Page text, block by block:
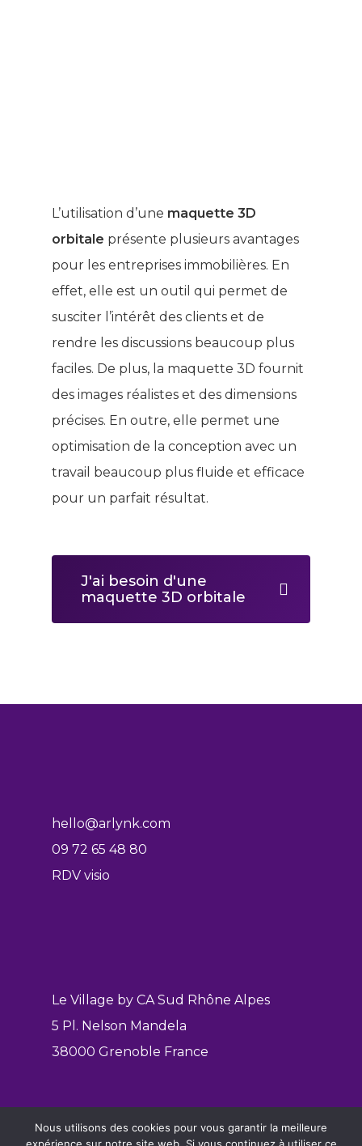
L’utilisation d’une maquette 3D
orbitale présente plusieurs avantages
pour les entreprises immobilières. En
effet, elle est un outil qui permet de
susciter l’intérêt des clients et de
rendre les discussions beaucoup plus
faciles. De plus, la maquette 3D fournit
des images réalistes et des dimensions
précises. En outre, elle permet une
optimisation de la conception avec un
travail beaucoup plus fluide et efficace
pour un parfait résultat.
J'ai besoin d'une
maquette 3D orbitale
hello@arlynk.com
09 72 65 48 80
RDV visio
Le Village by CA Sud Rhône Alpes
5 Pl. Nelson Mandela
38000 Grenoble France
Mentions légales
Nous utilisons des cookies pour vous garantir la meilleure